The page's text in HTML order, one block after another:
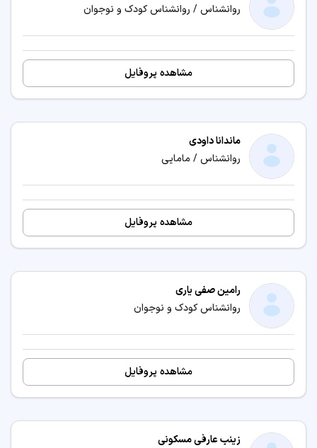
روانشناس / روانشناس کودک و نوجوان
مشاهده پروفایل
ماندانا داودی
روانشناس / مامایی
مشاهده پروفایل
رامین صفی یاری
روانشناس کودک و نوجوان
مشاهده پروفایل
زینب عارفی مسکونی